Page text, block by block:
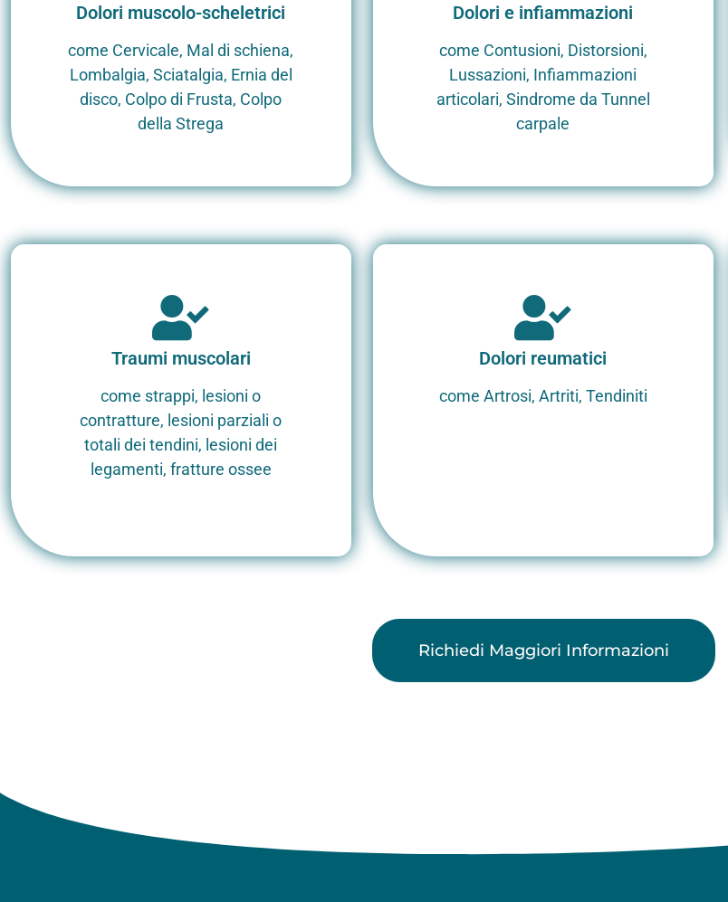
Dolori muscolo-scheletrici
come Cervicale, Mal di schiena,
Lombalgia, Sciatalgia, Ernia del
disco, Colpo di Frusta, Colpo
della Strega
Dolori e infiammazioni
come Contusioni, Distorsioni,
Lussazioni, Infiammazioni
articolari, Sindrome da Tunnel
carpale
Traumi muscolari
come strappi, lesioni o
contratture, lesioni parziali o
totali dei tendini, lesioni dei
legamenti, fratture ossee
Dolori reumatici
come Artrosi, Artriti, Tendiniti
Richiedi Maggiori Informazioni